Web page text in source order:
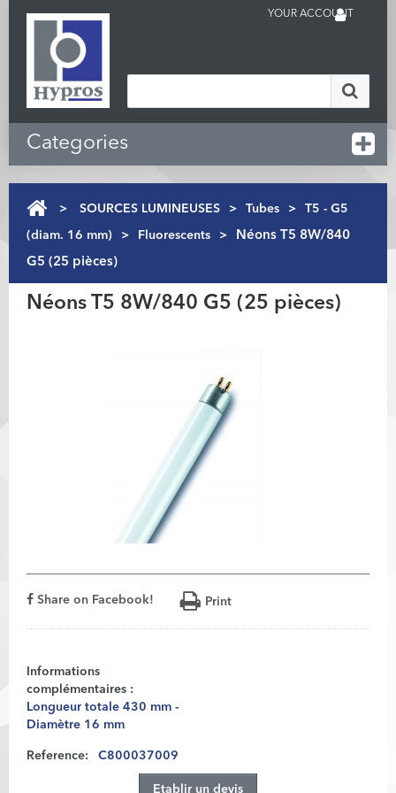
YOUR ACCOUNT
Categories
> SOURCES LUMINEUSES > Tubes > T5 - G5
(diam. 16 mm) > Fluorescents >
Néons T5 8W/840
G5 (25 pièces)
Néons T5 8W/840 G5 (25 pièces)
Share on Facebook! Print
Informations
complémentaires :
Longueur totale 430 mm -
Diamètre 16 mm
Reference: C800037009
Etablir un devis